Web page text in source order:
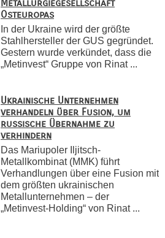
Metallurgiegesellschaft
Osteuropas
In der Ukraine wird der größte
Stahlhersteller der GUS gegründet.
Gestern wurde verkündet, dass die
„Metinvest“ Gruppe von Rinat ...
Ukrainische Unternehmen
verhandeln über Fusion, um
russische Übernahme zu
verhindern
Das Mariupoler Iljitsch-
Metallkombinat (MMK) führt
Verhandlungen über eine Fusion mit
dem größten ukrainischen
Metallunternehmen – der
„Metinvest-Holding“ von Rinat ...